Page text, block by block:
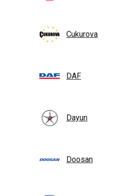
Cukurova
DAF
Dayun
Doosan